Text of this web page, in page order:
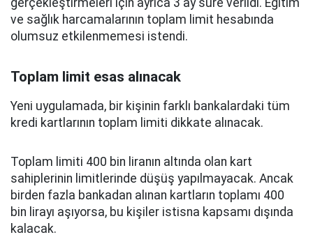
gerçekleştirmeleri için ayrıca 3 ay süre verildi. Eğitim
ve sağlık harcamalarının toplam limit hesabında
olumsuz etkilenmemesi istendi.
Toplam limit esas alınacak
Yeni uygulamada, bir kişinin farklı bankalardaki tüm
kredi kartlarının toplam limiti dikkate alınacak.
Toplam limiti 400 bin liranın altında olan kart
sahiplerinin limitlerinde düşüş yapılmayacak. Ancak
birden fazla bankadan alınan kartların toplamı 400
bin lirayı aşıyorsa, bu kişiler istisna kapsamı dışında
kalacak.